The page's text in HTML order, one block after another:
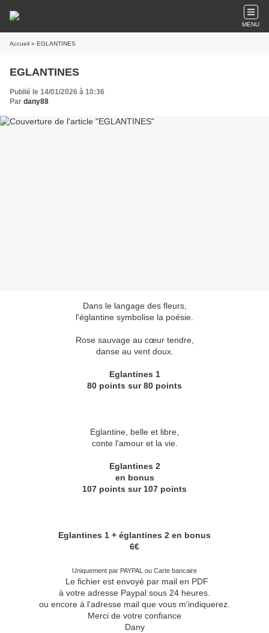
MENU
Accueil » EGLANTINES
EGLANTINES
Publié le 14/01/2026 à 10:36
Par dany88
Dans le langage des fleurs,
l'églantine symbolise la poésie.
Rose sauvage au cœur tendre,
danse au vent doux.
Eglantines 1
80 points sur 80 points
Eglantine, belle et libre,
conte l'amour et la vie.
Eglantines 2
en bonus
107 points sur 107 points
Eglantines 1 + églantines 2 en bonus
6€
Uniquement par PAYPAL ou Carte bancaire
Le fichier est envoyé par mail en PDF
à votre adresse Paypal sous 24 heures.
ou encore à l'adresse mail que vous m'indiquerez.
Merci de votre confiance
Dany